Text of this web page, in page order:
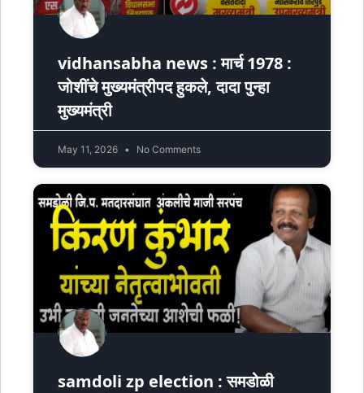
vidhansabha news : मार्च 1978 :
जोशींचे मुख्यमंत्रीपद हुकले, दादा पुन्हा
मुख्यमंत्री
May 11, 2026 No Comments
samdoli zp election : समडोळी